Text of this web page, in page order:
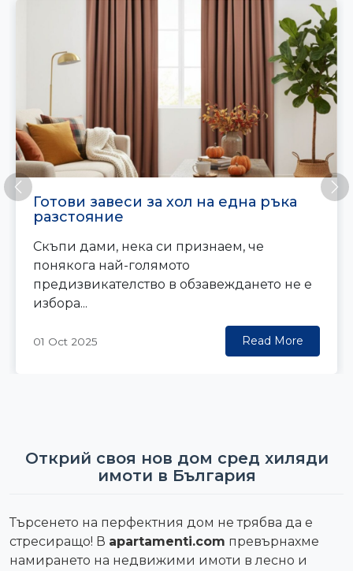
Готови завеси за хол на една ръка
разстояние
Скъпи дами, нека си признаем, че
понякога най-голямото
предизвикателство в обзавеждането не е
избора...
01 Oct 2025 Read More
Previous
Открий своя нов дом сред хиляди
имоти в България
Търсенето на перфектния дом не трябва да е
стресиращо! В apartamenti.com превърнахме
намирането на недвижими имоти в лесно и